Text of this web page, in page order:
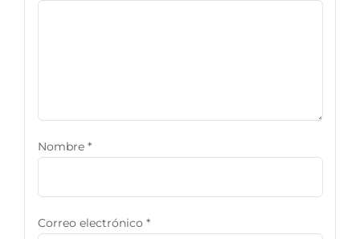
Nombre *
Correo electrónico *